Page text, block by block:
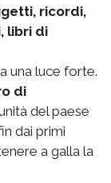
ricordi,
libri di
una luce forte.
di
del paese
dai primi
a galla la